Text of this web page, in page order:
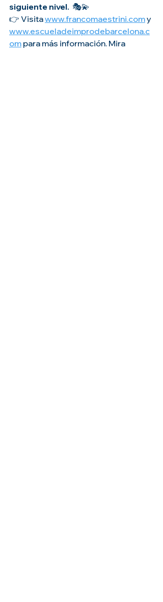
siguiente nivel. 🎭💫
👉 Visita www.francomaestrini.com y
www.escueladeimprodebarcelona.c
om para más información. Mira